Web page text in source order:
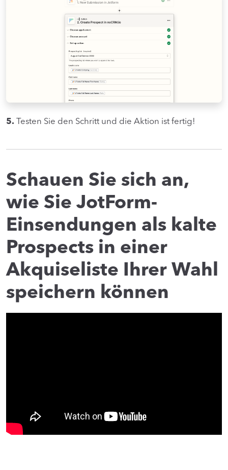
5. Testen Sie den Schritt und die Aktion ist fertig!
Schauen Sie sich an,
wie Sie JotForm-
Einsendungen als kalte
Prospects in einer
Akquiseliste Ihrer Wahl
speichern können